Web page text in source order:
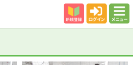
カテゴリー